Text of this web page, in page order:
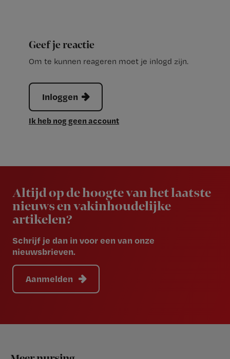
Geef je reactie
Om te kunnen reageren moet je inlogd zijn.
Inloggen
Ik heb nog geen account
Altijd op de hoogte van het laatste
nieuws en vakinhoudelijke
artikelen?
Schrijf je dan in voor een van onze
nieuwsbrieven.
Aanmelden
Footer